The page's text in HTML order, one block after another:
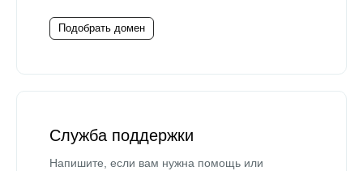
Подобрать домен
Служба поддержки
Напишите, если вам нужна помощь или